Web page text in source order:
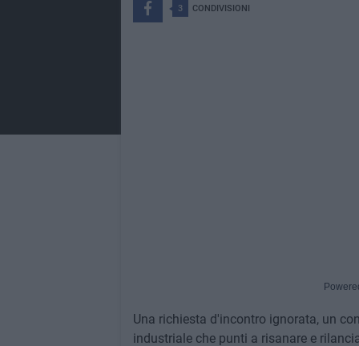
3 CONDIVISIONI
Una richiesta d'incontro ignorata, un
industriale che punti a risanare e